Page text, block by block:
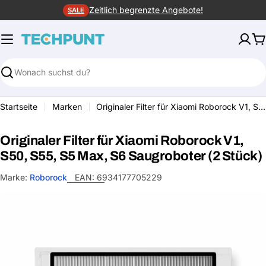
Inhalt
springen
SALE Zeitlich begrenzte Angebote!
Suchen
Startseite Marken Originaler Filter für Xiaomi Roborock V1, S50, S55, S5 Max, S6 Saugroboter (2 Stück)
Originaler Filter für Xiaomi Roborock V1,
S50, S55, S5 Max, S6 Saugroboter (2 Stück)
Marke: Roborock EAN: 6934177705229